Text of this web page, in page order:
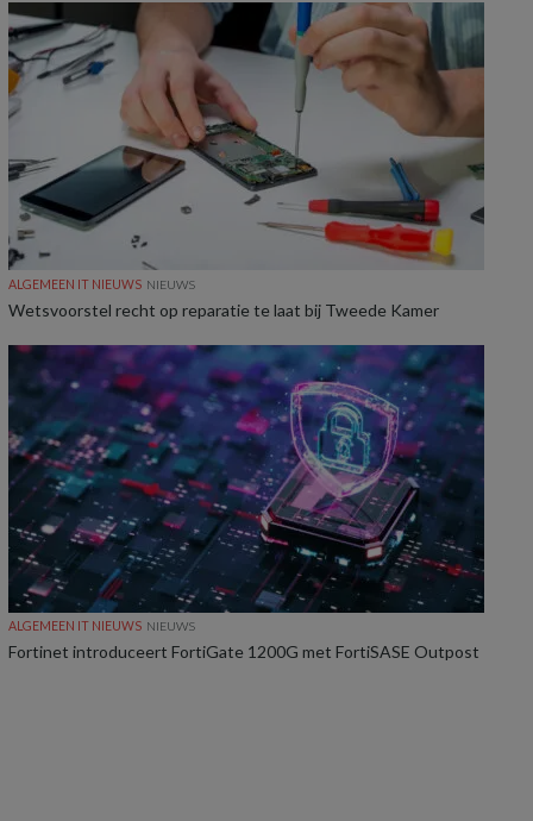
ALGEMEEN IT NIEUWS NIEUWS
Wetsvoorstel recht op reparatie te laat bij Tweede Kamer
ALGEMEEN IT NIEUWS NIEUWS
Fortinet introduceert FortiGate 1200G met FortiSASE Outpost